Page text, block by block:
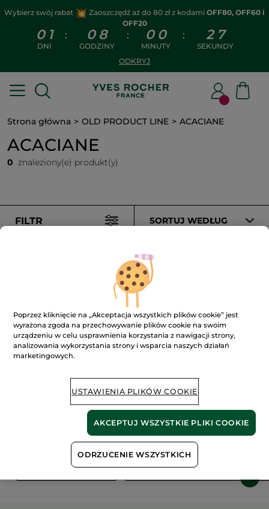
Wybierz swój rabat Zaoszczędź aż do 80 zł z kodami OFF80, OFF60 i
OFF20
0 1
DNI
: 0 8
GODZINY
: 0 0
MINUTY
: 2 6
SEKUNDY
ODKRYJ
Strona główna OLD PRODUCT LINE ACACIANE
ACACIANE
0 znaleziony(e) produkt(y)
FILTR SORTUJ WEDŁUG
roślinne
pól organicznych
Pokaż więcej
OLD PRODUCT LINE LES DEODORANTS NAT.
Poprzez kliknięcie na „Akceptacja wszystkich plików cookie” jest
wyrażona zgoda na przechowywanie plików cookie na swoim
urządzeniu w celu usprawnienia korzystania z nawigacji strony,
analizowania wykorzystania strony i wsparcia naszych działań
marketingowych.
USTAWIENIA PLIKÓW COOKIE
ODRZUCENIE WSZYSTKICH
AKCEPTUJ WSZYSTKIE PLIKI COOKIE